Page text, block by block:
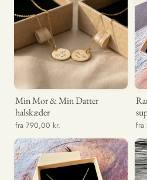
Min Mor & Min Datter
halskæder
fra 790,00 kr. fra